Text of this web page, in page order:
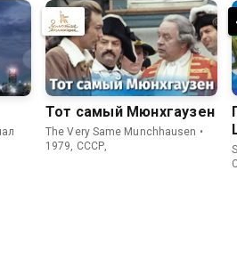
Тот самый Мюнхгаузен
The Very Same Munchhausen •
1979, СССР,